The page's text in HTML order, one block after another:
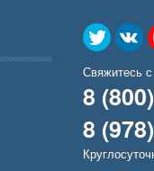
Свяжитесь
8
8